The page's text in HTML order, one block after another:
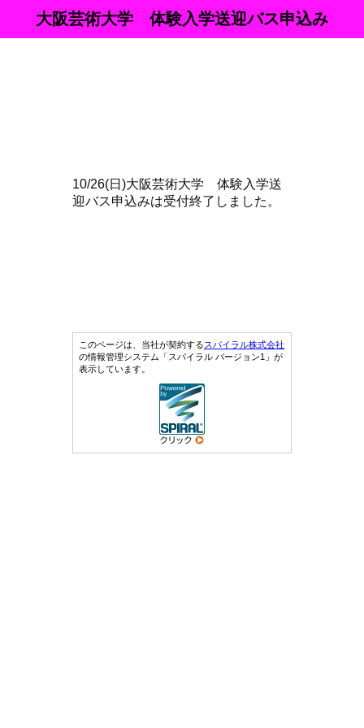
大阪芸術大学 体験入学送迎バス申込み
10/26(日)大阪芸術大学 体験入学送
迎バス申込みは受付終了しました。
このページは、当社が契約するスパイラル株式会社
の情報管理システム「スパイラル バージョン1」が
表示しています。